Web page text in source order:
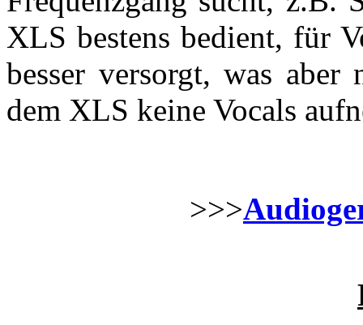
XLS bestens bedient, für
besser versorgt, was
dem XLS keine Vocals
>>>